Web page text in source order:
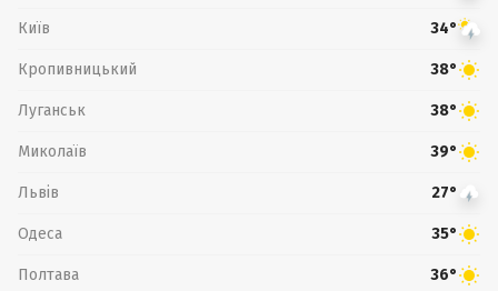
Київ 34°
Кропивницький 38°
Луганськ 38°
Миколаїв 39°
Львів 27°
Одеса 35°
Полтава 36°